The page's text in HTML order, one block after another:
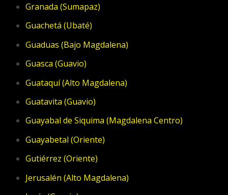
Granada (Sumapaz)
Guachetá (Ubaté)
Guaduas (Bajo Magdalena)
Guasca (Guavio)
Guataquí (Alto Magdalena)
Guatavita (Guavio)
Guayabal de Siquima (Magdalena Centro)
Guayabetal (Oriente)
Gutiérrez (Oriente)
Jerusalén (Alto Magdalena)